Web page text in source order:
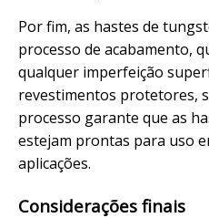
Por fim, as hastes de
processo de acabamento,
qualquer imperfeição
revestimentos protetores,
processo garante que as
estejam prontas para uso
aplicações.
Considerações finais